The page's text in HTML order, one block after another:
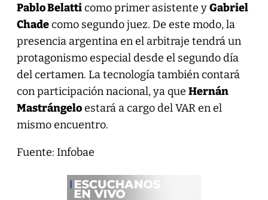
Pablo Belatticomo primer asistente yGabriel
Chadecomo segundo juez. De este modo, la
presencia argentina en el arbitraje tendrá un
protagonismo especial desde el segundo día
del certamen. La tecnología también contará
con participación nacional, ya que Hernán
Mastrángeloestará a cargo del VAR en el
mismo encuentro.
Fuente: Infobae